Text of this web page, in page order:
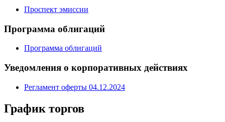
Проспект эмиссии
Программа облигаций
Программа облигаций
Уведомления о корпоративных действиях
Регламент оферты 04.12.2024
График торгов